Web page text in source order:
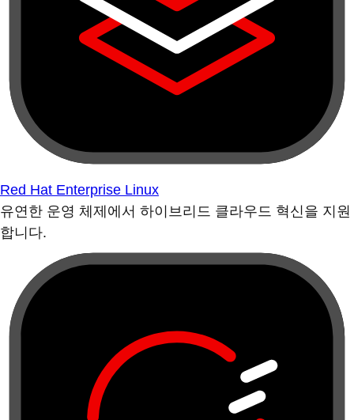
Red Hat Enterprise Linux
유연한 운영 체제에서 하이브리드 클라우드 혁신을 지원
합니다.